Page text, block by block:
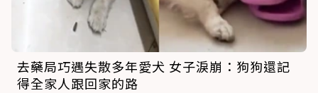
去藥局巧遇失散多年愛犬 女子淚崩：狗狗還記
得全家人跟回家的路